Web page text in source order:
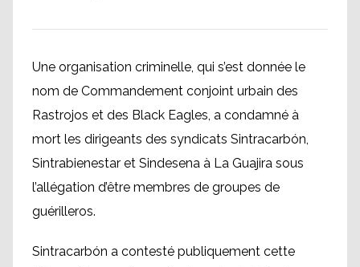
Une organisation criminelle, qui s’est donnée le
nom de Commandement conjoint urbain des
Rastrojos et des Black Eagles, a condamné à
mort les dirigeants des syndicats Sintracarbón,
Sintrabienestar et Sindesena à La Guajira sous
l’allégation d’être membres de groupes de
guérilleros.
Sintracarbón a contesté publiquement cette